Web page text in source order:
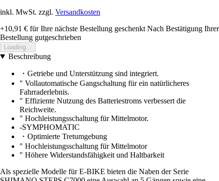
inkl. MwSt. zzgl. Versandkosten
+10,91 € für Ihre nächste Bestellung geschenkt Nach Bestätigung Ihrer
Bestellung gutgeschrieben
Loading...
Beschreibung
・Getriebe und Unterstützung sind integriert.
" Vollautomatische Gangschaltung für ein natürlicheres
Fahrraderlebnis.
" Effiziente Nutzung des Batteriestroms verbessert die
Reichweite.
" Hochleistungsschaltung für Mittelmotor.
-SYMPHOMATIC
・Optimierte Tretumgebung
" Hochleistungsschaltung für Mittelmotor
" Höhere Widerstandsfähigkeit und Haltbarkeit
Als spezielle Modelle für E-BIKE bieten die Naben der Serie